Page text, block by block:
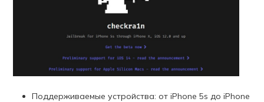
Поддерживаемые устройства: от iPhone 5s до iPhone